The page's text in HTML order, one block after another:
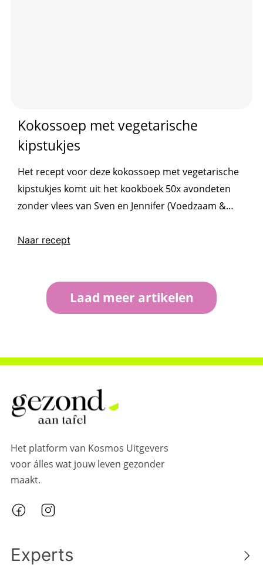
Kokossoep met vegetarische
kipstukjes
Het recept voor deze kokossoep met vegetarische
kipstukjes komt uit het kookboek 50x avondeten
zonder vlees van Sven en Jennifer (Voedzaam &
je inbox ontvangen? Schrijf je dan in voor onze
Naar recept
Laad meer artikelen
Het platform van Kosmos Uitgevers
voor álles wat jouw leven gezonder
maakt.
Experts